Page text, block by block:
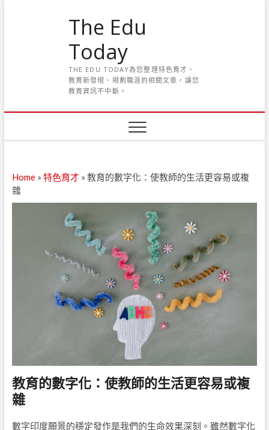
n
e
The Edu
Today
THE EDU TODAY為您整理特色育才、
教育新發現、規劃職涯的相關文章，讓您
教育資訊不中斷。
Home» 特色育才 » 教育的數字化：使教師的生活更容易或複
雜
教育的數字化：使教師的生活更容易或複
雜
數字印度願景的穩定發作是我們的生命效果深刻。雖然數字化